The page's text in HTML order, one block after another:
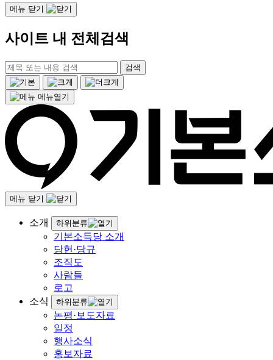
메뉴 닫기
사이트 내 전체검색
검색
메뉴열기
메뉴 닫기
소개 하위분류
기본소득당 소개
당헌·당규
조직도
사람들
로고
소식
하위분류
논평·보도자료
일정
행사소식
홍보자료